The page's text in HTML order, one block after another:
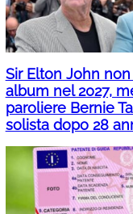
Sir Elton John
album nel 2027,
paroliere Bernie
solista dopo 28